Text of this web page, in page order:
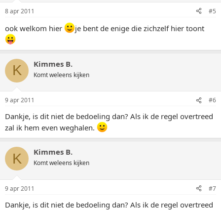
8 apr 2011 #5
ook welkom hier je bent de enige die zichzelf hier toont
K Kimmes B.
Komt weleens kijken
9 apr 2011 #6
Dankje, is dit niet de bedoeling dan? Als ik de regel overtreed
zal ik hem even weghalen.
K Kimmes B.
Komt weleens kijken
9 apr 2011 #7
Dankje, is dit niet de bedoeling dan? Als ik de regel overtreed